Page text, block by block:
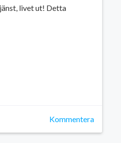
livet ut! Detta
Kommentera